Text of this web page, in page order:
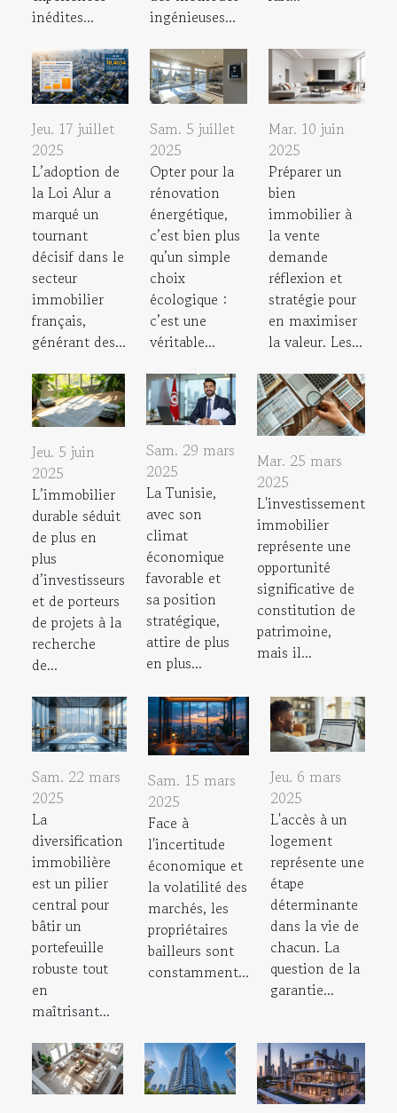
inédites...
ingénieuses...
Jeu. 17 juillet
2025
L’adoption de
la Loi Alur a
marqué un
tournant
décisif dans le
secteur
immobilier
français,
générant des...
Sam. 5 juillet
2025
Opter pour la
rénovation
énergétique,
c’est bien plus
qu’un simple
choix
écologique :
c’est une
véritable...
Mar. 10 juin
2025
Préparer un
bien
immobilier à
la vente
demande
réflexion et
stratégie pour
en maximiser
la valeur. Les...
Jeu. 5 juin
2025
L’immobilier
durable séduit
de plus en
plus
d’investisseurs
et de porteurs
de projets à la
recherche
de...
Sam. 29 mars
2025
La Tunisie,
avec son
climat
économique
favorable et
sa position
stratégique,
attire de plus
en plus...
Mar. 25 mars
2025
L'investissement
immobilier
représente une
opportunité
significative de
constitution de
patrimoine,
mais il...
Sam. 22 mars
2025
La
diversification
immobilière
est un pilier
central pour
bâtir un
portefeuille
robuste tout
en
maîtrisant...
Sam. 15 mars
2025
Face à
l'incertitude
économique et
la volatilité des
marchés, les
propriétaires
bailleurs sont
constamment...
Jeu. 6 mars
2025
L'accès à un
logement
représente une
étape
déterminante
dans la vie de
chacun. La
question de la
garantie...